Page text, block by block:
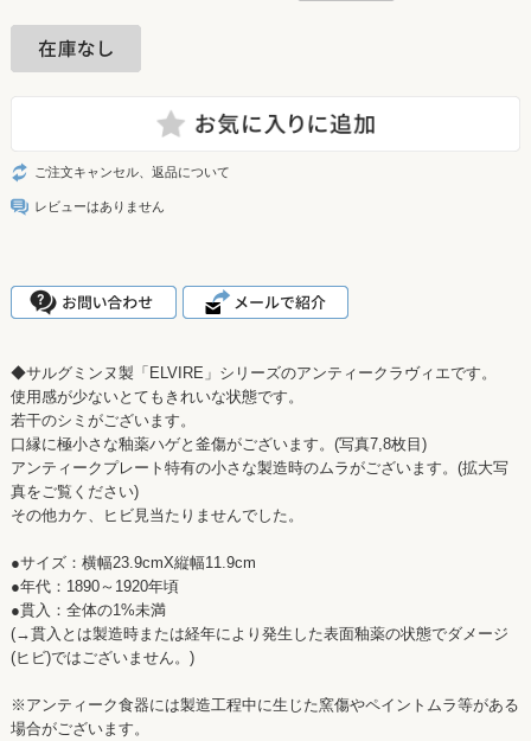
ご注文キャンセル、返品について
レビューはありません
◆サルグミンヌ製「ELVIRE」シリーズのアンティークラヴィエです。
使用感が少ないとてもきれいな状態です。
若干のシミがございます。
口縁に極小さな釉薬ハゲと釜傷がございます。(写真7,8枚目)
アンティークプレート特有の小さな製造時のムラがございます。(拡大写
真をご覧ください)
その他カケ、ヒビ見当たりませんでした。
●サイズ：横幅23.9cmX縦幅11.9cm
●年代：1890～1920年頃
●貫入：全体の1%未満
(→貫入とは製造時または経年により発生した表面釉薬の状態でダメージ
(ヒビ)ではございません。)
※アンティーク食器には製造工程中に生じた窯傷やペイントムラ等がある
場合がございます。